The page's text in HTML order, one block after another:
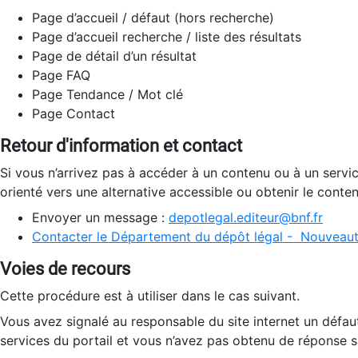
Page d’accueil / défaut (hors recherche)
Page d’accueil recherche / liste des résultats
Page de détail d’un résultat
Page FAQ
Page Tendance / Mot clé
Page Contact
Retour d'information et contact
Si vous n’arrivez pas à accéder à un contenu ou à un
orienté vers une alternative accessible ou obtenir le
Envoyer un message : depotlegal.editeur@bnf.fr
Contacter le Département du dépôt légal -
Voies de recours
Cette procédure est à utiliser dans le cas suivant.
Vous avez signalé au responsable du site internet un
services du portail et vous n’avez pas obtenu de réponse